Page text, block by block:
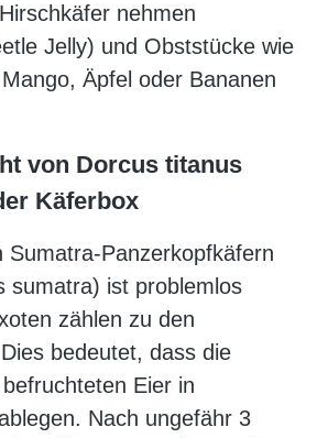
nehmen
Jelly) und Obststücke wie
Äpfel oder Bananen
von Dorcus titanus
Käferbox
Sumatra-Panzerkopfkäfern
sumatra) ist problemlos
zählen zu den
bedeutet, dass die
Eier in
Nach ungefähr 3